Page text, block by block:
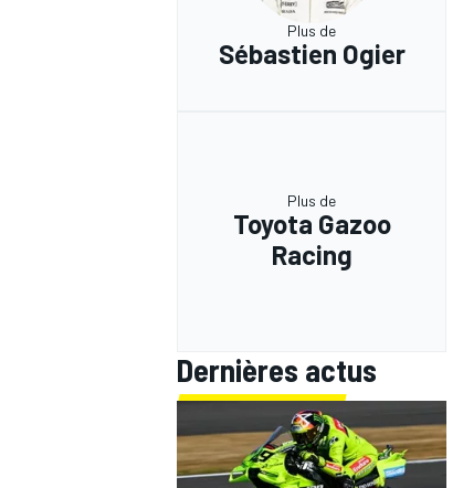
Plus de
Sébastien Ogier
Plus de
Toyota Gazoo
Racing
Dernières actus